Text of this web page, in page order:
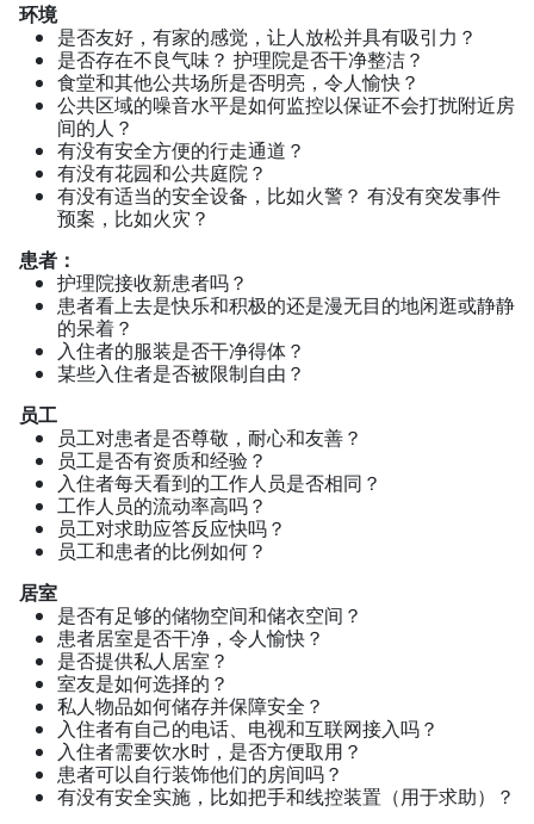
环境
是否友好，有家的感觉，让人放松并具有吸引力？
是否存在不良气味？ 护理院是否干净整洁？
食堂和其他公共场所是否明亮，令人愉快？
公共区域的噪音水平是如何监控以保证不会打扰附近房
间的人？
有没有安全方便的行走通道？
有没有花园和公共庭院？
有没有适当的安全设备，比如火警？ 有没有突发事件
预案，比如火灾？
患者：
护理院接收新患者吗？
患者看上去是快乐和积极的还是漫无目的地闲逛或静静
的呆着？
入住者的服装是否干净得体？
某些入住者是否被限制自由？
员工
员工对患者是否尊敬，耐心和友善？
员工是否有资质和经验？
入住者每天看到的工作人员是否相同？
工作人员的流动率高吗？
员工对求助应答反应快吗？
员工和患者的比例如何？
居室
是否有足够的储物空间和储衣空间？
患者居室是否干净，令人愉快？
是否提供私人居室？
室友是如何选择的？
私人物品如何储存并保障安全？
入住者有自己的电话、电视和互联网接入吗？
入住者需要饮水时，是否方便取用？
患者可以自行装饰他们的房间吗？
有没有安全实施，比如把手和线控装置（用于求助）？